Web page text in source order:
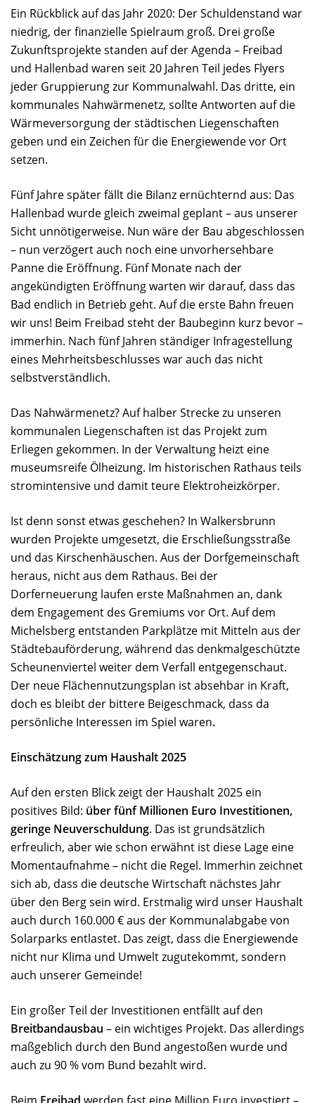
Ein Rückblick auf das Jahr 2020: Der Schuldenstand war
niedrig, der finanzielle Spielraum groß. Drei große
Zukunftsprojekte standen auf der Agenda – Freibad
und Hallenbad waren seit 20 Jahren Teil jedes Flyers
jeder Gruppierung zur Kommunalwahl. Das dritte, ein
kommunales Nahwärmenetz, sollte Antworten auf die
Wärmeversorgung der städtischen Liegenschaften
geben und ein Zeichen für die Energiewende vor Ort
setzen.
Fünf Jahre später fällt die Bilanz ernüchternd aus: Das
Hallenbad wurde gleich zweimal geplant – aus unserer
Sicht unnötigerweise. Nun wäre der Bau abgeschlossen
– nun verzögert auch noch eine unvorhersehbare
Panne die Eröffnung. Fünf Monate nach der
angekündigten Eröffnung warten wir darauf, dass das
Bad endlich in Betrieb geht. Auf die erste Bahn freuen
wir uns! Beim Freibad steht der Baubeginn kurz bevor –
immerhin. Nach fünf Jahren ständiger Infragestellung
eines Mehrheitsbeschlusses war auch das nicht
selbstverständlich.
Das Nahwärmenetz? Auf halber Strecke zu unseren
kommunalen Liegenschaften ist das Projekt zum
Erliegen gekommen. In der Verwaltung heizt eine
museumsreife Ölheizung. Im historischen Rathaus teils
stromintensive und damit teure Elektroheizkörper.
Ist denn sonst etwas geschehen? In Walkersbrunn
wurden Projekte umgesetzt, die Erschließungsstraße
und das Kirschenhäuschen. Aus der Dorfgemeinschaft
heraus, nicht aus dem Rathaus. Bei der
Dorferneuerung laufen erste Maßnahmen an, dank
dem Engagement des Gremiums vor Ort. Auf dem
Michelsberg entstanden Parkplätze mit Mitteln aus der
Städtebauförderung, während das denkmalgeschützte
Scheunenviertel weiter dem Verfall entgegenschaut.
Der neue Flächennutzungsplan ist absehbar in Kraft,
doch es bleibt der bittere Beigeschmack, dass da
persönliche Interessen im Spiel waren.
Einschätzung zum Haushalt 2025
Auf den ersten Blick zeigt der Haushalt 2025 ein
positives Bild: über fünf Millionen Euro Investitionen,
geringe Neuverschuldung. Das ist grundsätzlich
erfreulich, aber wie schon erwähnt ist diese Lage eine
Momentaufnahme – nicht die Regel. Immerhin zeichnet
sich ab, dass die deutsche Wirtschaft nächstes Jahr
über den Berg sein wird. Erstmalig wird unser Haushalt
auch durch 160.000 € aus der Kommunalabgabe von
Solarparks entlastet. Das zeigt, dass die Energiewende
nicht nur Klima und Umwelt zugutekommt, sondern
auch unserer Gemeinde!
Ein großer Teil der Investitionen entfällt auf den
Breitbandausbau – ein wichtiges Projekt. Das allerdings
maßgeblich durch den Bund angestoßen wurde und
auch zu 90 % vom Bund bezahlt wird.